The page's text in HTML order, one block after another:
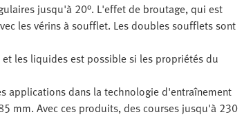
jusqu'à 20°. L'effet de broutage, qui est
les vérins à soufflet. Les doubles soufflets sont
les liquides est possible si les propriétés du
applications dans la technologie d'entraînement
mm. Avec ces produits, des courses jusqu'à 230